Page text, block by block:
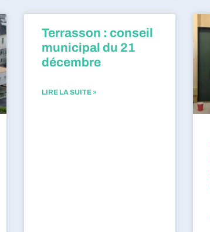
Terrasson : conseil
municipal du 21
décembre
LIRE LA SUITE »